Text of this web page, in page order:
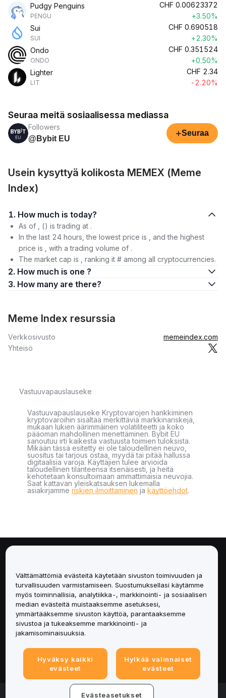
Pudgy Penguins
PENGU
CHF 0.00623372
+3.50%
Sui
SUI
CHF 0.690518
+2.30%
Ondo
ONDO
CHF 0.351524
+0.50%
Lighter
LIT
CHF 2.34
-2.20%
Seuraa meitä sosiaalisessa mediassa
Followers
@Bybit EU
+Seuraa
Usein kysyttyä kolikosta MEMEX (Meme
Index)
1. How much is today?
As of , () is trading at .
In the last 24 hours, the lowest price is , and the highest
price is , with a trading volume of .
The market cap is , ranking it # among all cryptocurrencies.
2. How much is one ?
3. How many are there?
Meme Index resurssia
Verkkosivusto
memeindex.com
Yhteisö
Vastuuvapauslauseke
Vastuuvapauslauseke Kryptovarojen hankkiminen
kryptovaroihin sisältää merkittäviä markkinariskejä,
mukaan lukien äärimmäinen volatiliteetti ja koko
pääoman mahdollinen menettäminen. Bybit EU
sanoutuu irti kaikesta vastuusta toimien tuloksista.
Mikään tässä esitetty ei ole taloudellinen neuvo,
suositus tai tarjous ostaa, myydä tai pitää hallussa
digitaalisia varoja. Käyttäjien tulee arvioida
taloudellinen tilanteensa itsenäisesti, ja heitä
kehotetaan konsultoimaan ammattimaisia neuvojia.
Saat kattavan yleiskatsauksen lukemalla
asiakirjamme riskien ilmoittaminen ja käyttöehdot.
Palvelut
Tuki
Tuotteet
Lakiasiat
© 2025-2026 Bybit.eu. Kaikki oikeudet pidätetään.
Välttämättömiä evästeitä käytetään sivuston toimivuuden ja
turvallisuuden varmistamiseen. Suostumuksellasi käytämme
myös toiminnallisia, analytiikka-, markkinointi- ja sosiaalisen
median evästeitä muistaaksemme asetuksesi,
ymmärtääksemme sivuston käyttöä, parantaaksemme
sivustoa ja tukeaksemme markkinointi- ja
jakamisominaisuuksia.
Hyväksy kaikki
evästeet
Hylkää valinnaiset
evästeet
Evästeasetukset